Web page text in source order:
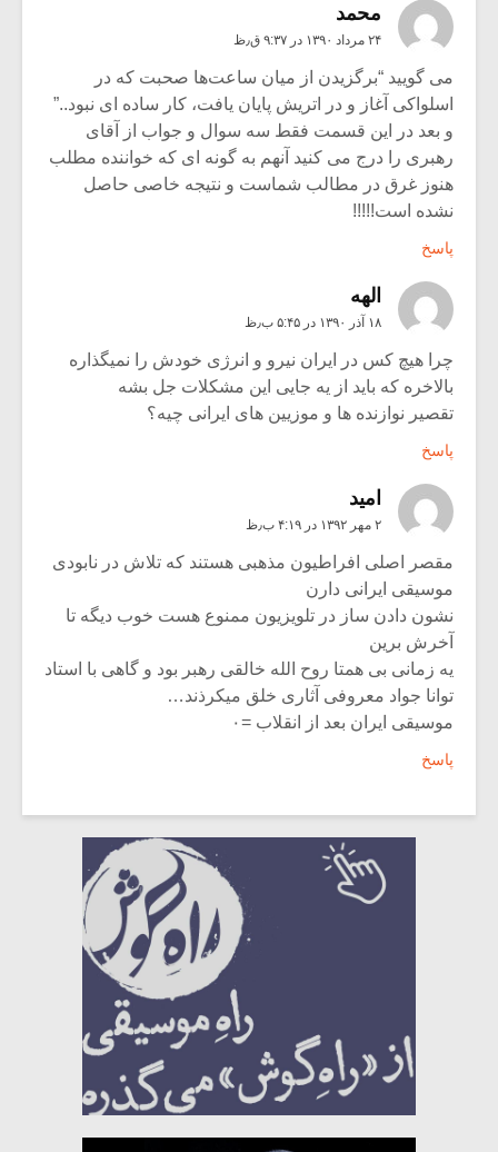
محمد
۲۴ مرداد ۱۳۹۰ در ۹:۳۷ ق٫ظ
می گویید “برگزیدن از میان ساعت‌ها صحبت که در
اسلواکی آغاز و در اتریش پایان یافت، کار ساده‌ ای نبود..”
و بعد در این قسمت فقط سه سوال و جواب از آقای
رهبری را درج می کنید آنهم به گونه ای که خواننده مطلب
هنوز غرق در مطالب شماست و نتیجه خاصی حاصل
نشده است!!!!!
پاسخ
الهه
۱۸ آذر ۱۳۹۰ در ۵:۴۵ ب٫ظ
چرا هیچ کس در ایران نیرو و انرژی خودش را نمیگذاره
بالاخره که باید از یه جایی این مشکلات جل بشه
تقصیر نوازنده ها و موزیین های ایرانی چیه؟
پاسخ
اميد
۲ مهر ۱۳۹۲ در ۴:۱۹ ب٫ظ
مقصر اصلی افراطیون مذهبی هستند که تلاش در نابودی
موسیقی ایرانی دارن
نشون دادن ساز در تلویزیون ممنوع هست خوب دیگه تا
آخرش برین
یه زمانی بی همتا روح الله خالقی رهبر بود و گاهی با استاد
توانا جواد معروفی آثاری خلق میکرذند…
موسیقی ایران بعد از انقلاب =۰
پاسخ